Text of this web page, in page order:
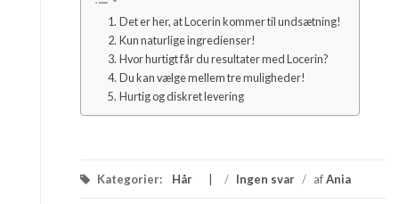
Det er her, at Locerin kommer til undsætning!
Kun naturlige ingredienser!
Hvor hurtigt får du resultater med Locerin?
Du kan vælge mellem tre muligheder!
Hurtig og diskret levering
Kategorier: Hår / Ingen svar / afAnia